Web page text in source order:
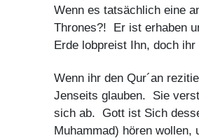
Wenn es tatsächlich eine
Thrones?! Er ist erhaben
Erde lobpreist Ihn, doch
Wenn ihr den Qur´an
Jenseits glauben. Sie
sich ab. Gott ist Sich
Muhammad) hören wollen,